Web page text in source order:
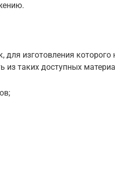
изготовления которого
из таких доступных